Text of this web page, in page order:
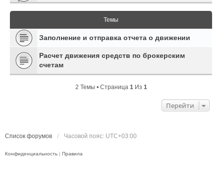
Темы
Заполнение и отправка отчета о движении
Расчет движения средств по брокерским
счетам
2 Темы • Страница 1Из 1
Перейти
Список форумов Часовой пояс: UTC+03:00
Конфиденциальность | Правила